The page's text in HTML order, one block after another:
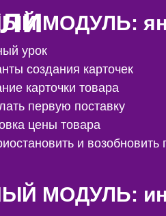
МОДУЛЬ:
урок
создания карточек
карточки товара
первую поставку
цены товара
и возобновить
МОДУЛЬ: